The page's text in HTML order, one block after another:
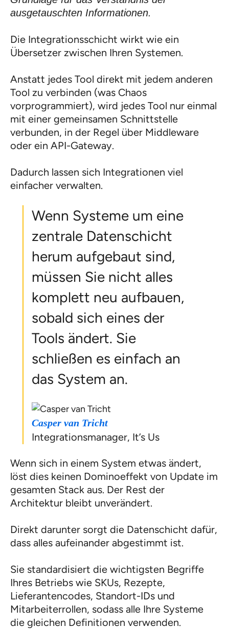
ausgetauschten Informationen.
Die Integrationsschicht wirkt wie ein
Übersetzer zwischen Ihren Systemen.
Anstatt jedes Tool direkt mit jedem anderen
Tool zu verbinden (was Chaos
vorprogrammiert), wird jedes Tool nur einmal
mit einer gemeinsamen Schnittstelle
verbunden, in der Regel über Middleware
oder ein API-Gateway.
Dadurch lassen sich Integrationen viel
einfacher verwalten.
Wenn Systeme um eine
zentrale Datenschicht
herum aufgebaut sind,
müssen Sie nicht alles
komplett neu aufbauen,
sobald sich eines der
Tools ändert. Sie
schließen es einfach an
das System an.
Casper van Tricht
Integrationsmanager, It’s Us
Wenn sich in einem System etwas ändert,
löst dies keinen Dominoeffekt von Update im
gesamten Stack aus. Der Rest der
Architektur bleibt unverändert.
Direkt darunter sorgt die Datenschicht dafür,
dass alles aufeinander abgestimmt ist.
Sie standardisiert die wichtigsten Begriffe
Ihres Betriebs wie SKUs, Rezepte,
Lieferantencodes, Standort-IDs und
Mitarbeiterrollen, sodass alle Ihre Systeme
die gleichen Definitionen verwenden.